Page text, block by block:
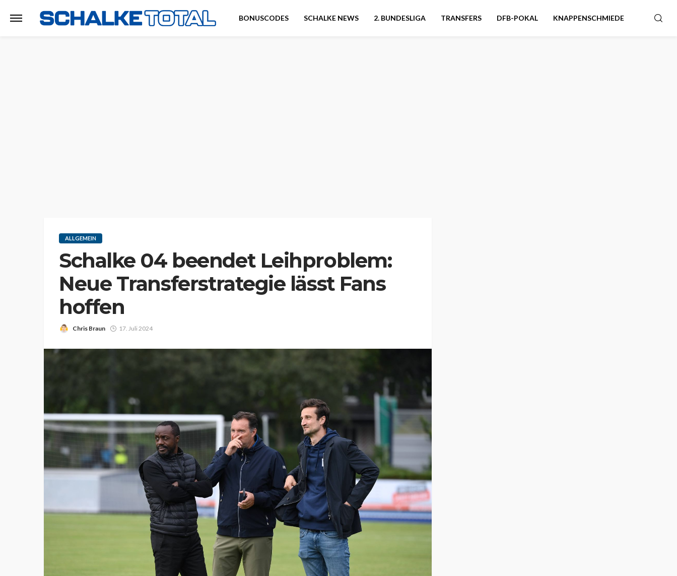
BONUSCODES SCHALKE NEWS 2. BUNDESLIGA TRANSFERS DFB-POKAL KNAPPENSCHMIEDE
ALLGEMEIN
Schalke 04 beendet Leihproblem:
Neue Transferstrategie lässt Fans
hoffen
Chris Braun 17. Juli 2024